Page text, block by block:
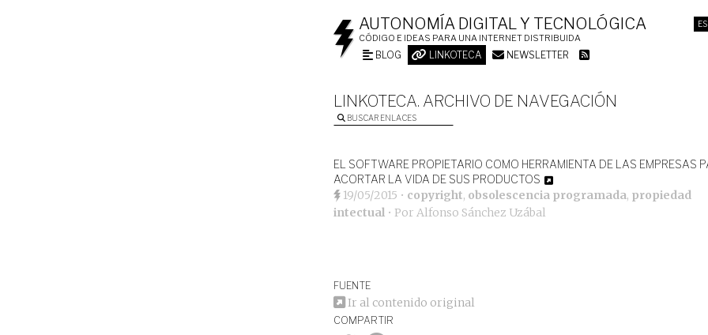
ES
AUTONOMÍA DIGITAL Y TECNOLÓGICA
CÓDIGO E IDEAS PARA UNA INTERNET DISTRIBUIDA
BLOG LINKOTECA NEWSLETTER
LINKOTECA. ARCHIVO DE NAVEGACIÓN
BUSCAR ENLACES
EL SOFTWARE PROPIETARIO COMO HERRAMIENTA DE LAS EMPRESAS
ACORTAR LA VIDA DE SUS PRODUCTOS
19/05/2015 • copyright, obsolescencia programada, propiedad
intectual • Por Alfonso Sánchez Uzábal
FUENTE
Ir al contenido original
COMPARTIR